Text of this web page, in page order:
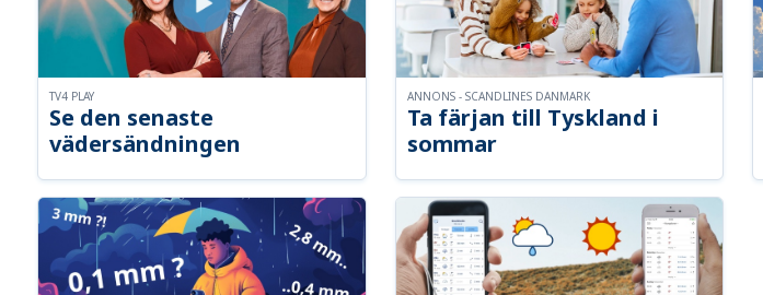
Se den senaste
vädersändningen
TV4 PLAY
Ta färjan till Tyskland i
sommar
ANNONS - SCANDLINES DANMARK